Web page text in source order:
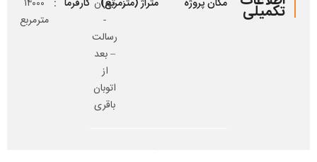
مکان پروژه
تهران
متراژ (مترمربع)
۱۴۰۰۰
کارفرما
دانیال